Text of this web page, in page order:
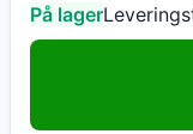
På lager